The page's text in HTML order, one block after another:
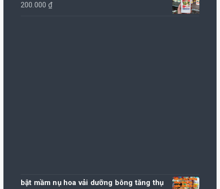
200.000₫
bật mầm nụ hoa vải dưỡng bông tăng thụ